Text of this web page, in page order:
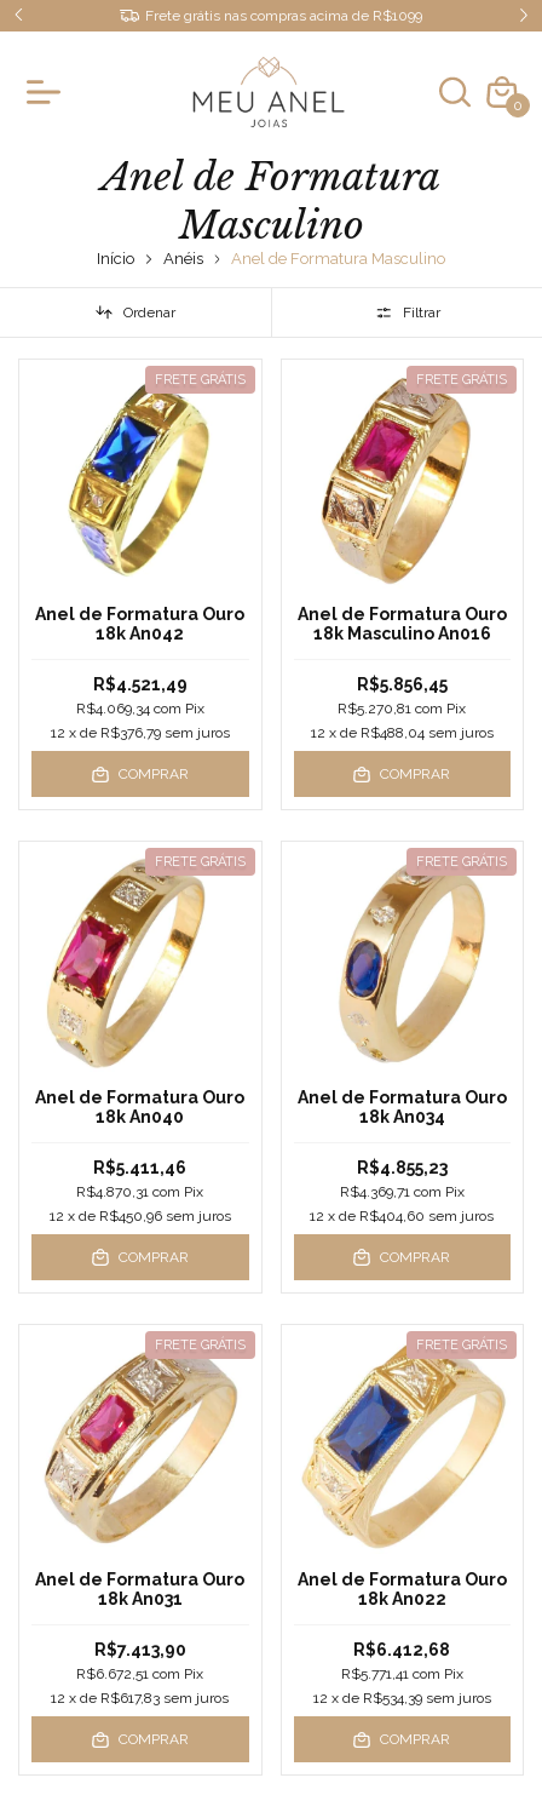
Frete grátis nas compras acima de R$1099
0
Anel de Formatura
Masculino
Início Anéis Anel de Formatura Masculino
Ordenar Filtrar
FRETE GRÁTIS
Anel de Formatura Ouro
18k An042
R$4.521,49
R$4.069,34 com Pix
12 x de R$376,79 sem juros
COMPRAR
FRETE GRÁTIS
Anel de Formatura Ouro
18k Masculino An016
R$5.856,45
R$5.270,81com Pix
12 x de R$488,04 sem juros
COMPRAR
FRETE GRÁTIS
Anel de Formatura Ouro
18k An040
R$5.411,46
R$4.870,31com Pix
12 x de R$450,96 sem juros
COMPRAR
FRETE GRÁTIS
Anel de Formatura Ouro
18k An034
R$4.855,23
R$4.369,71 com Pix
12 x de R$404,60 sem juros
COMPRAR
FRETE GRÁTIS
Anel de Formatura Ouro
18k An031
R$7.413,90
R$6.672,51com Pix
12 x de R$617,83 sem juros
COMPRAR
FRETE GRÁTIS
Anel de Formatura Ouro
18k An022
R$6.412,68
R$5.771,41 com Pix
12 x de R$534,39 sem juros
COMPRAR